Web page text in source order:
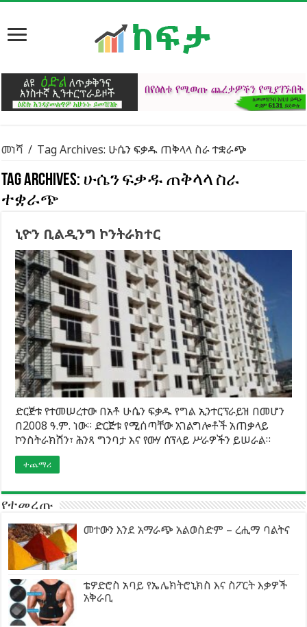
መነሻ / Tag Archives: ሁሴን ፍቃዱ ጠቅላላ ስራ ተቋራጭ
Tag Archives: ሁሴን ፍቃዱ ጠቅላላ ስራ
ተቋራጭ
ኒዮን ቢልዲንግ ኮንትራክተር
ድርጅቱ የተመሠረተው በአቶ ሁሴን ፍቃዱ የግል ኢንተርፕራይዝ በመሆን
በ2008 ዓ.ም. ነው። ድርጅቱ የሚሰጣቸው አገልግሎቶች አጠቃላይ
ኮንስትራክሽን፣ ሕንጻ ግንባታ እና የውሃ ሰፕላይ ሥራዎችን ይሠራል።
ተጨማሪ
የተመረጡ
መተውን እንደ አማራጭ አልወስድም – ረሒማ ባልትና
ቴዎድሮስ አባይ የኤሌክትሮኒክስ እና ስፖርት እቃዎች
አቅራቢ